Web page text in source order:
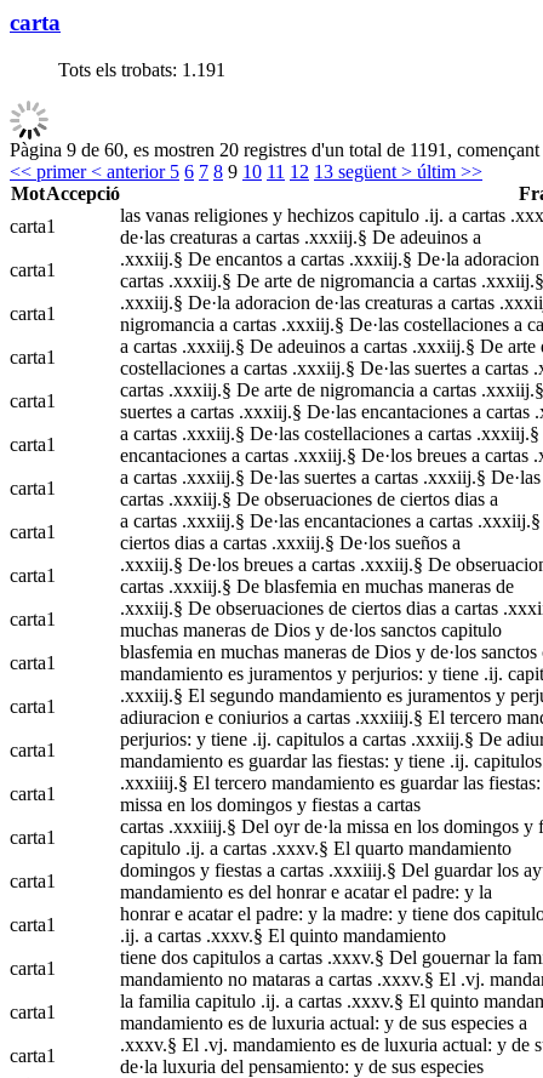
carta
Tots els trobats: 1.191
Pàgina 9 de 60, es mostren 20 registres d'un total de 1191,
<< primer< anterior 5 6 7 8 9 10 11 12 13 següent > últim >>
MotAccepció
carta1
las vanas religiones y hechizos capitulo .ij. a cartas
de·las creaturas a cartas .xxxiij.§ De adeuinos a
carta1
.xxxiij.§ De encantos a cartas .xxxiij.§ De·la
cartas .xxxiij.§ De arte de nigromancia a cartas .xxxiij.§
carta1
.xxxiij.§ De·la adoracion de·las creaturas a cartas
nigromancia a cartas .xxxiij.§ De·las costellaciones a
carta1
a cartas .xxxiij.§ De adeuinos a cartas .xxxiij.§ De
costellaciones a cartas .xxxiij.§ De·las suertes a cartas
carta1
cartas .xxxiij.§ De arte de nigromancia a cartas
suertes a cartas .xxxiij.§ De·las encantaciones a cartas
carta1
a cartas .xxxiij.§ De·las costellaciones a cartas
encantaciones a cartas .xxxiij.§ De·los breues a cartas
carta1
a cartas .xxxiij.§ De·las suertes a cartas .xxxiij.§
cartas .xxxiij.§ De obseruaciones de ciertos dias a
carta1
a cartas .xxxiij.§ De·las encantaciones a cartas
ciertos dias a cartas .xxxiij.§ De·los sueños a
carta1
.xxxiij.§ De·los breues a cartas .xxxiij.§ De
cartas .xxxiij.§ De blasfemia en muchas maneras de
carta1
.xxxiij.§ De obseruaciones de ciertos dias a cartas
muchas maneras de Dios y de·los sanctos capitulo
carta1
blasfemia en muchas maneras de Dios y de·los
mandamiento es juramentos y perjurios: y tiene .ij.
carta1
.xxxiij.§ El segundo mandamiento es juramentos y
adiuracion e coniurios a cartas .xxxiiij.§ El tercero
carta1
perjurios: y tiene .ij. capitulos a cartas .xxxiij.§ De
mandamiento es guardar las fiestas: y tiene .ij.
carta1
.xxxiiij.§ El tercero mandamiento es guardar las
missa en los domingos y fiestas a cartas
carta1
cartas .xxxiiij.§ Del oyr de·la missa en los domingos
capitulo .ij. a cartas .xxxv.§ El quarto mandamiento
carta1
domingos y fiestas a cartas .xxxiiij.§ Del guardar los
mandamiento es del honrar e acatar el padre: y la
carta1
honrar e acatar el padre: y la madre: y tiene dos
.ij. a cartas .xxxv.§ El quinto mandamiento
carta1
tiene dos capitulos a cartas .xxxv.§ Del gouernar la
mandamiento no mataras a cartas .xxxv.§ El .vj.
carta1
la familia capitulo .ij. a cartas .xxxv.§ El quinto
mandamiento es de luxuria actual: y de sus especies a
carta1
.xxxv.§ El .vj. mandamiento es de luxuria actual: y de
de·la luxuria del pensamiento: y de sus especies